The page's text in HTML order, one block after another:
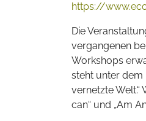
https://
Die
vergangenen
Workshops
steht unter dem
vernetzte Welt.“
can“ und „Am